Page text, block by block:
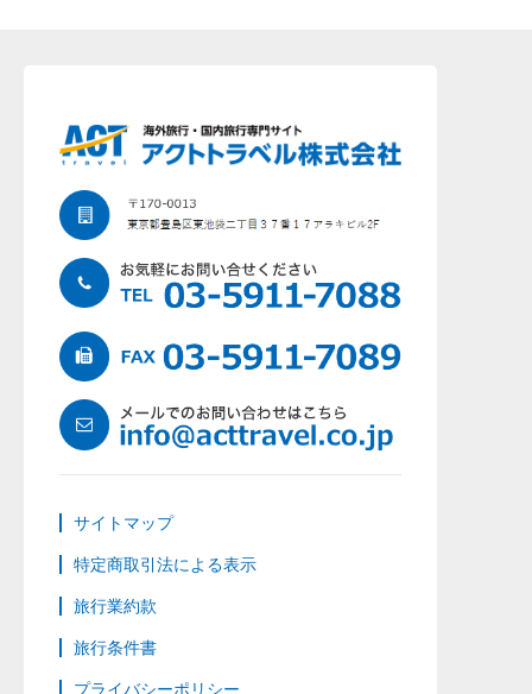
サイトマップ
特定商取引法による表示
旅行業約款
旅行条件書
プライバシーポリシー